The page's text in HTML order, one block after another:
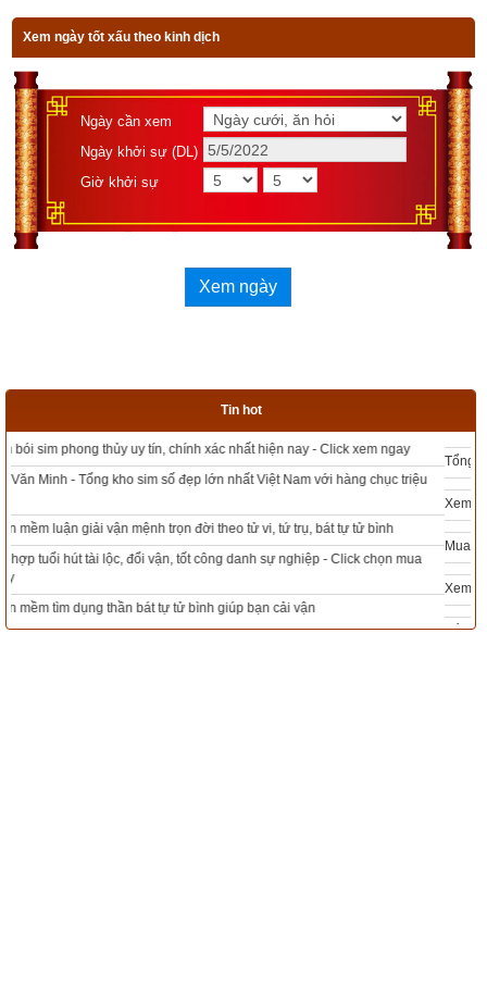
Quỷ Cốc Tử, xem ngày tốt xấu theo dân gian…nên vinh dự
được độc giả bình chọn là phần mềm lịch vạn niên số 1 hiện
nay. Phiên bản
hoàn toàn mới của chúng tôi
không những giao diện đẹp, dễ sử dụng mà còn luận giải
chính xác và chi tiết từng mục giúp độc giả dễ dàng lựa chọn
được ngày tốt, giờ đẹp để khởi sự công việc. Hãy thử một lần
để cảm nhận sự khác biệt so với các phần mềm lịch vạn sự
khác.
Ngày khởi sự (DL)
Giờ khởi sự
Xem ngày tốt xấu theo kinh dịch
Ngày cần xem
Ngày khởi sự (DL)
Giờ khởi sự
Xem ngày
Tin hot
Tổng kho sim phong thủy - Sim hợp tuổi - Sim hợp mệnh giá rẻ nhất thị trường
Mua sim Thần tài, Thần tài theo bạn! Giao sim miễn phí
Xem ngày đẹp - chọn ngày tốt khởi sự theo kinh dịch chính xác nhất
Tổng Kho Sim Năm sinh 0x - 9x - 8x -7x -6x giá rẻ nhất thị trường - Click xem